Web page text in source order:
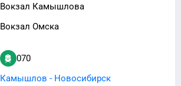
Вокзал Камышлова
Вокзал Омска
070
Камышлов - Новосибирск